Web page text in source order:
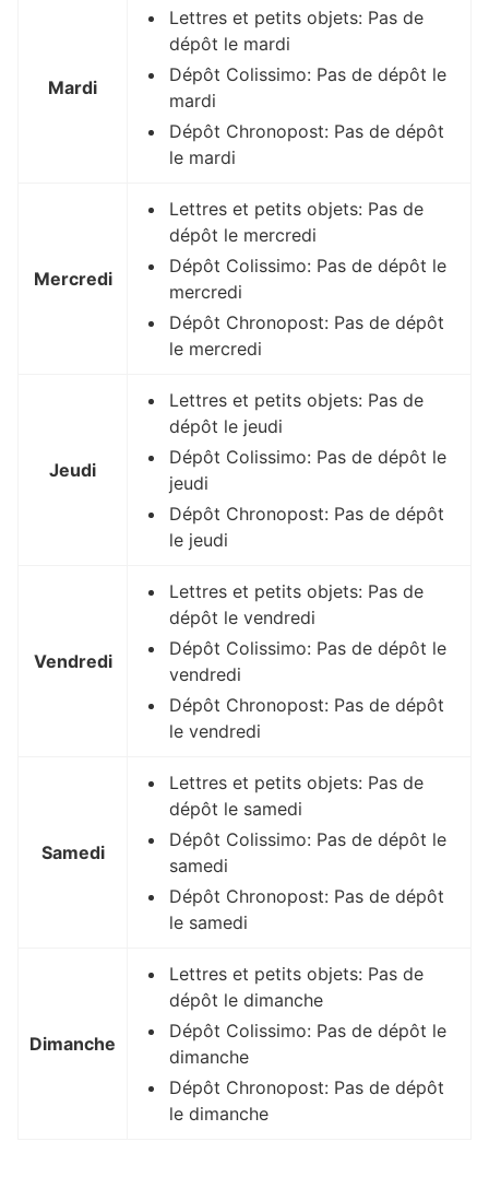
Mardi
Lettres et petits objets: Pas de
dépôt le mardi
Dépôt Colissimo: Pas de dépôt le
mardi
Dépôt Chronopost: Pas de dépôt
le mardi
Mercredi
Lettres et petits objets: Pas de
dépôt le mercredi
Dépôt Colissimo: Pas de dépôt le
mercredi
Dépôt Chronopost: Pas de dépôt
le mercredi
Jeudi
Lettres et petits objets: Pas de
dépôt le jeudi
Dépôt Colissimo: Pas de dépôt le
jeudi
Dépôt Chronopost: Pas de dépôt
le jeudi
Vendredi
Lettres et petits objets: Pas de
dépôt le vendredi
Dépôt Colissimo: Pas de dépôt le
vendredi
Dépôt Chronopost: Pas de dépôt
le vendredi
Samedi
Lettres et petits objets: Pas de
dépôt le samedi
Dépôt Colissimo: Pas de dépôt le
samedi
Dépôt Chronopost: Pas de dépôt
le samedi
Dimanche
Lettres et petits objets: Pas de
dépôt le dimanche
Dépôt Colissimo: Pas de dépôt le
dimanche
Dépôt Chronopost: Pas de dépôt
le dimanche